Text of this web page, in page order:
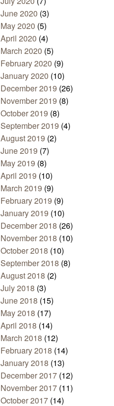
June 2020 (3)
May 2020 (5)
April 2020 (4)
March 2020 (5)
February 2020 (9)
January 2020 (10)
December 2019 (26)
November 2019 (8)
October 2019 (8)
September 2019 (4)
August 2019 (2)
June 2019 (7)
May 2019 (8)
April 2019 (10)
March 2019 (9)
February 2019 (9)
January 2019 (10)
December 2018 (26)
November 2018 (10)
October 2018 (10)
September 2018 (8)
August 2018 (2)
July 2018 (3)
June 2018 (15)
May 2018 (17)
April 2018 (14)
March 2018 (12)
February 2018 (14)
January 2018 (13)
December 2017 (12)
November 2017 (11)
October 2017 (14)